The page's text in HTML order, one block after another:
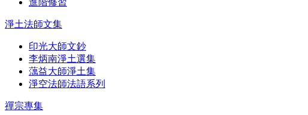
進階修習
淨土法師文集
印光大師文鈔
李炳南淨土選集
蕅益大師淨土集
淨空法師法語系列
禪宗專集